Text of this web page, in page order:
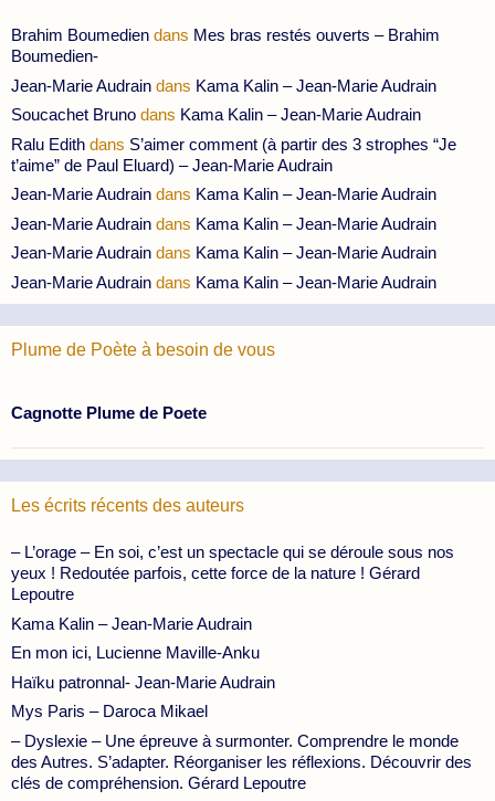
Brahim Boumedien dans Mes bras restés ouverts – Brahim
Boumedien-
Jean-Marie Audrain dans Kama Kalin – Jean-Marie Audrain
Soucachet Bruno dans Kama Kalin – Jean-Marie Audrain
Ralu Edith dans S’aimer comment (à partir des 3 strophes “Je
t’aime” de Paul Eluard) – Jean-Marie Audrain
Jean-Marie Audrain dans Kama Kalin – Jean-Marie Audrain
Jean-Marie Audrain dans Kama Kalin – Jean-Marie Audrain
Jean-Marie Audrain dans Kama Kalin – Jean-Marie Audrain
Jean-Marie Audrain dans Kama Kalin – Jean-Marie Audrain
Plume de Poète à besoin de vous
Cagnotte Plume de Poete
Les écrits récents des auteurs
– L’orage – En soi, c’est un spectacle qui se déroule sous nos
yeux ! Redoutée parfois, cette force de la nature ! Gérard
Lepoutre
Kama Kalin – Jean-Marie Audrain
En mon ici, Lucienne Maville-Anku
Haïku patronnal- Jean-Marie Audrain
Mys Paris – Daroca Mikael
– Dyslexie – Une épreuve à surmonter. Comprendre le monde
des Autres. S’adapter. Réorganiser les réflexions. Découvrir des
clés de compréhension. Gérard Lepoutre